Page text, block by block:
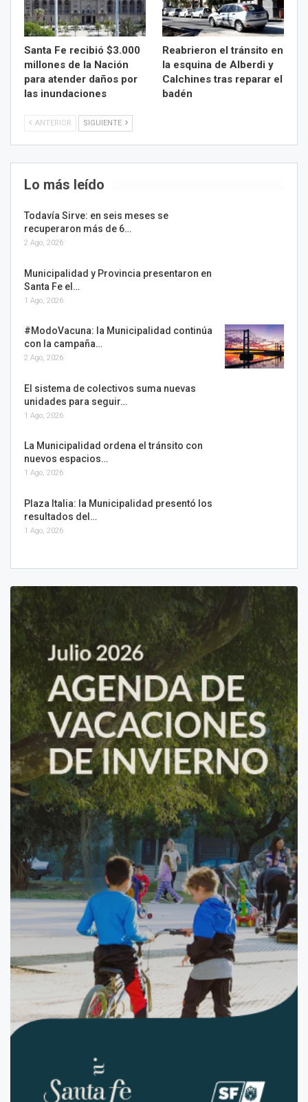
Santa Fe recibió $3.000
millones de la Nación
para atender daños por
las inundaciones
Reabrieron el tránsito en
la esquina de Alberdi y
Calchines tras reparar el
badén
ANTERIOR SIGUIENTE
Lo más leído
Todavía Sirve: en seis meses se
recuperaron más de 6…
2 Ago, 2026
Municipalidad y Provincia presentaron en
Santa Fe el…
1 Ago, 2026
#ModoVacuna: la Municipalidad continúa
con la campaña…
2 Ago, 2026
El sistema de colectivos suma nuevas
unidades para seguir…
1 Ago, 2026
La Municipalidad ordena el tránsito con
nuevos espacios…
1 Ago, 2026
Plaza Italia: la Municipalidad presentó los
resultados del…
1 Ago, 2026